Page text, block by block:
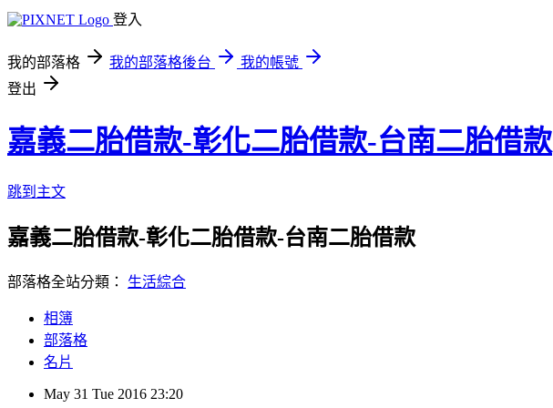
登入
我的部落格 我的部落格後台
我的帳號
登出
嘉義二胎借款-彰化二胎借款-台南二胎借款
跳到主文
嘉義二胎借款-彰化二胎借款-台南二胎借款
部落格全站分類： 生活綜合
相簿
部落格
名片
May 31 Tue 2016 23:20